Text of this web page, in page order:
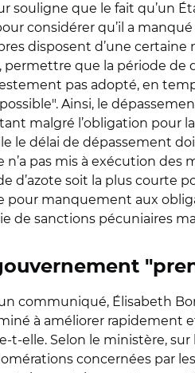
sur Facebook
sur Linkedin
sur Twitter
souligne que le fait qu’un
considérer qu’il a
disposent d’une
permettre que la période de
pas adopté, en
Ainsi, le
malgré l’obligation pour
le délai de dépassement
n’a pas mis à exécution
d’azote soit la plus courte
pour manquement aux
de sanctions pécuniaires
communiqué, Élisabeth
à améliorer rapidement
t-elle. Selon le ministère, sur
concernées par